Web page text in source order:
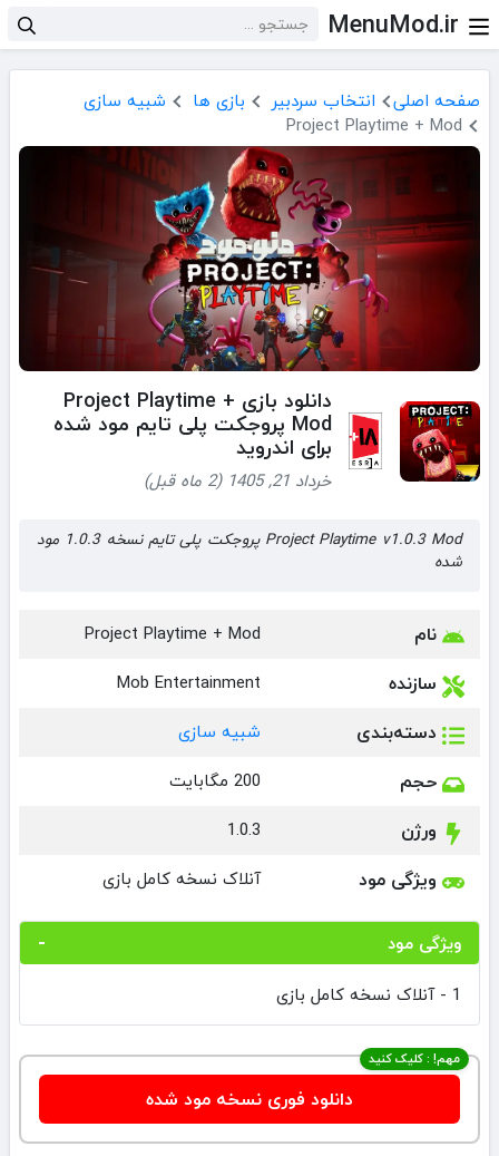
MenuMod.ir
صفحه اصلی انتخاب سردبیر بازی ها
شبیه سازی
Project Playtime + Mod
دانلود بازی Project Playtime +
Mod پروجکت پلی تایم مود شده
برای اندروید
خرداد 21, 1405 (2 ماه قبل)
Project Playtime v1.0.3 Mod پروجکت پلی تایم نسخه 1.0.3 مود
شده
نام Project Playtime + Mod
سازنده Mob Entertainment‏
دسته‌بندی شبیه سازی
حجم 200 مگابایت
ورژن 1.0.3
ویژگی مود آنلاک نسخه کامل بازی
ویژگی مود
1 - آنلاک نسخه کامل بازی
مهم! : کلیک کنید
دانلود فوری نسخه مود شده